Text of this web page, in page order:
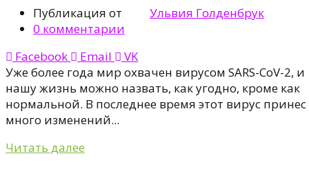
Публикация от
Ульвия Голденбрук
0 комментарии
Facebook
Email
VK
Уже более года мир охвачен вирусом SARS-CoV-2, и
нашу жизнь можно назвать, как угодно, кроме как
нормальной. В последнее время этот вирус принес
много изменений...
Читать далее